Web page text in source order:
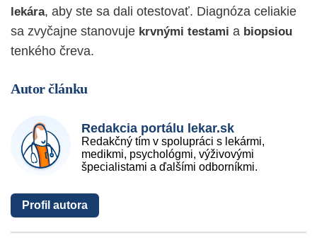
lekára, aby ste sa dali otestovať. Diagnóza celiakie
sa zvyčajne stanovuje krvnými testami a biopsiou
tenkého čreva.
Autor článku
Redakcia portálu lekar.sk
Redakčný tím v spolupráci s lekármi,
medikmi, psychológmi, výživovými
špecialistami a ďalšími odborníkmi.
Profil autora